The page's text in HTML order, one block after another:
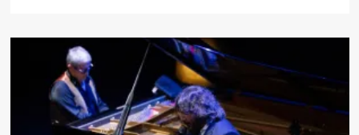
La
Diputación
Migrante
no
nació
para
ser